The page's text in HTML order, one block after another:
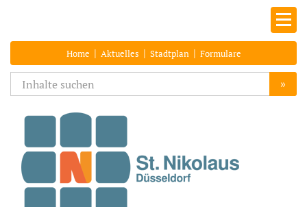
Home | Aktuelles | Stadtplan | Formulare
»